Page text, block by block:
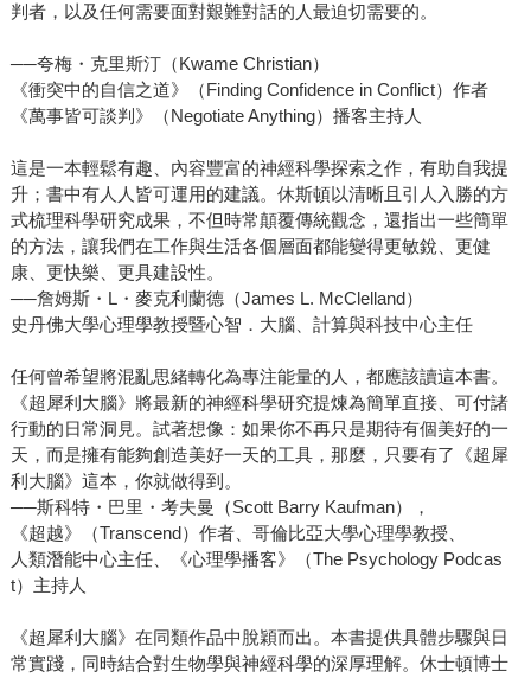
判者，以及任何需要面對艱難對話的人最迫切需要的。
──夸梅・克里斯汀（Kwame Christian）
《衝突中的自信之道》（Finding Confidence in Conflict）作者
《萬事皆可談判》（Negotiate Anything）播客主持人
這是一本輕鬆有趣、內容豐富的神經科學探索之作，有助自我提
升；書中有人人皆可運用的建議。休斯頓以清晰且引人入勝的方
式梳理科學研究成果，不但時常顛覆傳統觀念，還指出一些簡單
的方法，讓我們在工作與生活各個層面都能變得更敏銳、更健
康、更快樂、更具建設性。
──詹姆斯・L・麥克利蘭德（James L. McClelland）
史丹佛大學心理學教授暨心智．大腦、計算與科技中心主任
任何曾希望將混亂思緒轉化為專注能量的人，都應該讀這本書。
《超犀利大腦》將最新的神經科學研究提煉為簡單直接、可付諸
行動的日常洞見。試著想像：如果你不再只是期待有個美好的一
天，而是擁有能夠創造美好一天的工具，那麼，只要有了《超犀
利大腦》這本，你就做得到。
──斯科特・巴里・考夫曼（Scott Barry Kaufman），
《超越》（Transcend）作者、哥倫比亞大學心理學教授、
人類潛能中心主任、《心理學播客》（The Psychology Podcas
t）主持人
《超犀利大腦》在同類作品中脫穎而出。本書提供具體步驟與日
常實踐，同時結合對生物學與神經科學的深厚理解。休士頓博士